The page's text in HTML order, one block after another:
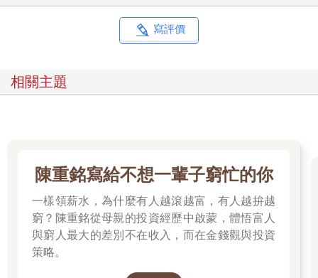
寫評價
相關主題
陳重銘寫給不想一輩子窮忙的你
一樣領薪水，為什麼有人越滾越富，有人越拚越
窮？陳重銘從母親的投資經歷中啟蒙，體悟富人
與窮人最大的差別不在收入，而在金錢觀與投資
策略。